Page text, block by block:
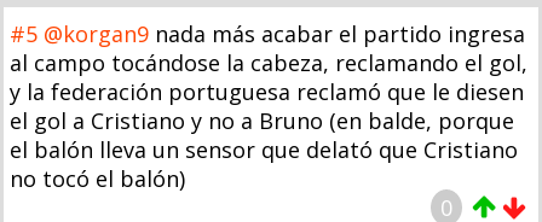
#5 @korgan9 nada más acabar el partido ingresa
al campo tocándose la cabeza, reclamando el gol,
y la federación portuguesa reclamó que le diesen
el gol a Cristiano y no a Bruno (en balde, porque
el balón lleva un sensor que delató que Cristiano
no tocó el balón)
0